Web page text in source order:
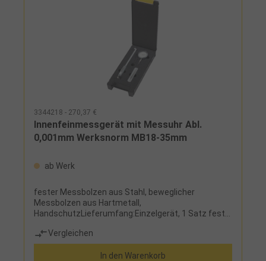
3344218 - 270,37 €
Innenfeinmessgerät mit Messuhr Abl.
0,001mm Werksnorm MB18-35mm
ab Werk
fester Messbolzen aus Stahl, beweglicher
Messbolzen aus Hartmetall,
HandschutzLieferumfang:Einzelgerät, 1 Satz feste,
Messbereiches, 1 analoge Messuhr und Etui
Vergleichen
In den Warenkorb